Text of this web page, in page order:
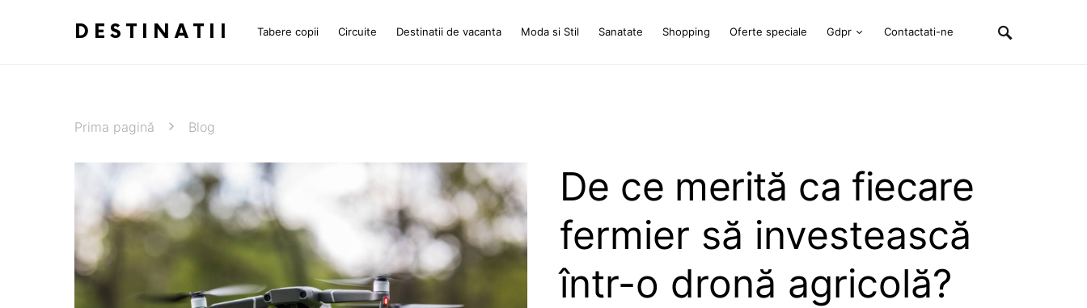
DESTINATII Tabere copii Circuite Destinatii de vacanta Moda si Stil Sanatate Shopping Oferte speciale Gdpr Contactati-ne
Prima pagină Blog
De ce merită ca fiecare
fermier să investească
într-o dronă agricolă?